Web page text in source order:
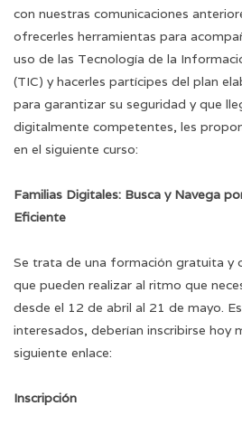
con nuestras comunicaciones
ofrecerles herramientas para
uso de las Tecnología de la
(TIC) y hacerles partícipes del plan
para garantizar su seguridad y que
digitalmente competentes, les
en el siguiente curso:
Familias Digitales: Busca y Navega
Eficiente
Se trata de una formación gratuita y
que pueden realizar al ritmo que
desde el 12 de abril al 21 de mayo.
interesados, deberían inscribirse hoy
siguiente enlace:
Inscripción